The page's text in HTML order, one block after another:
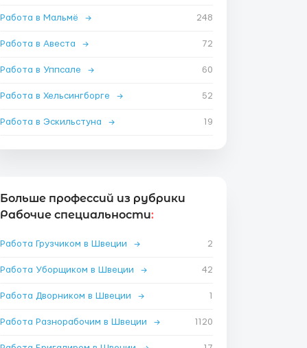
Работа в Мальмё → 248
Работа в Авеста → 72
Работа в Уппсале → 60
Работа в Хельсингборге → 52
Работа в Эскильстуна → 19
Больше профессий из рубрики
Рабочие специальности:
Работа Грузчиком в Швеции → 2
Работа Уборщиком в Швеции → 42
Работа Дворником в Швеции → 1
Работа Разнорабочим в Швеции → 1120